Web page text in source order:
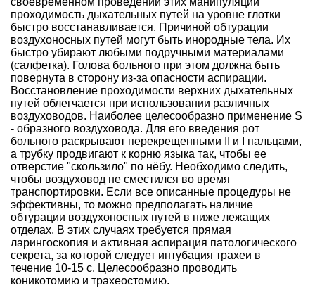
проходимость дыхательных путей на уровне глотки
быстро восстанавливается. Причиной обтурации
воздухоносных путей могут быть инородные тела. Их
быстро убирают любыми подручными материалами
(салфетка). Голова больного при этом должна быть
повернута в сторону из-за опасности аспирации.
Восстановление проходимости верхних дыхательных
путей облегчается при использовании различных
воздуховодов. Наиболее целесообразно применение S
- образного воздуховода. Для его введения рот
больного раскрывают перекрещенными II и I пальцами,
а трубку продвигают к корню языка так, чтобы ее
отверстие "скользило" по нёбу. Необходимо следить,
чтобы воздуховод не сместился во время
транспортировки. Если все описанные процедуры не
эффективны, то можно предполагать наличие
обтурации воздухоносных путей в ниже лежащих
отделах. В этих случаях требуется прямая
ларингоскопия и активная аспирация патологического
секрета, за которой следует интубация трахеи в
течение 10-15 с. Целесообразно проводить
коникотомию и трахеостомию.